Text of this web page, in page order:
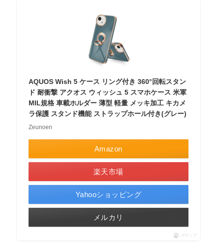
AQUOS Wish 5 ケース リング付き 360°回転スタン
ド 耐衝撃 アクオス ウィッシュ 5 スマホケース 米軍
MIL規格 車載ホルダー 薄型 軽量 メッキ加工 キカメ
ラ保護 スタンド機能 ストラップホール付き(グレー)
Zeunoen
Amazon
楽天市場
Yahooショッピング
メルカリ
ポチップ